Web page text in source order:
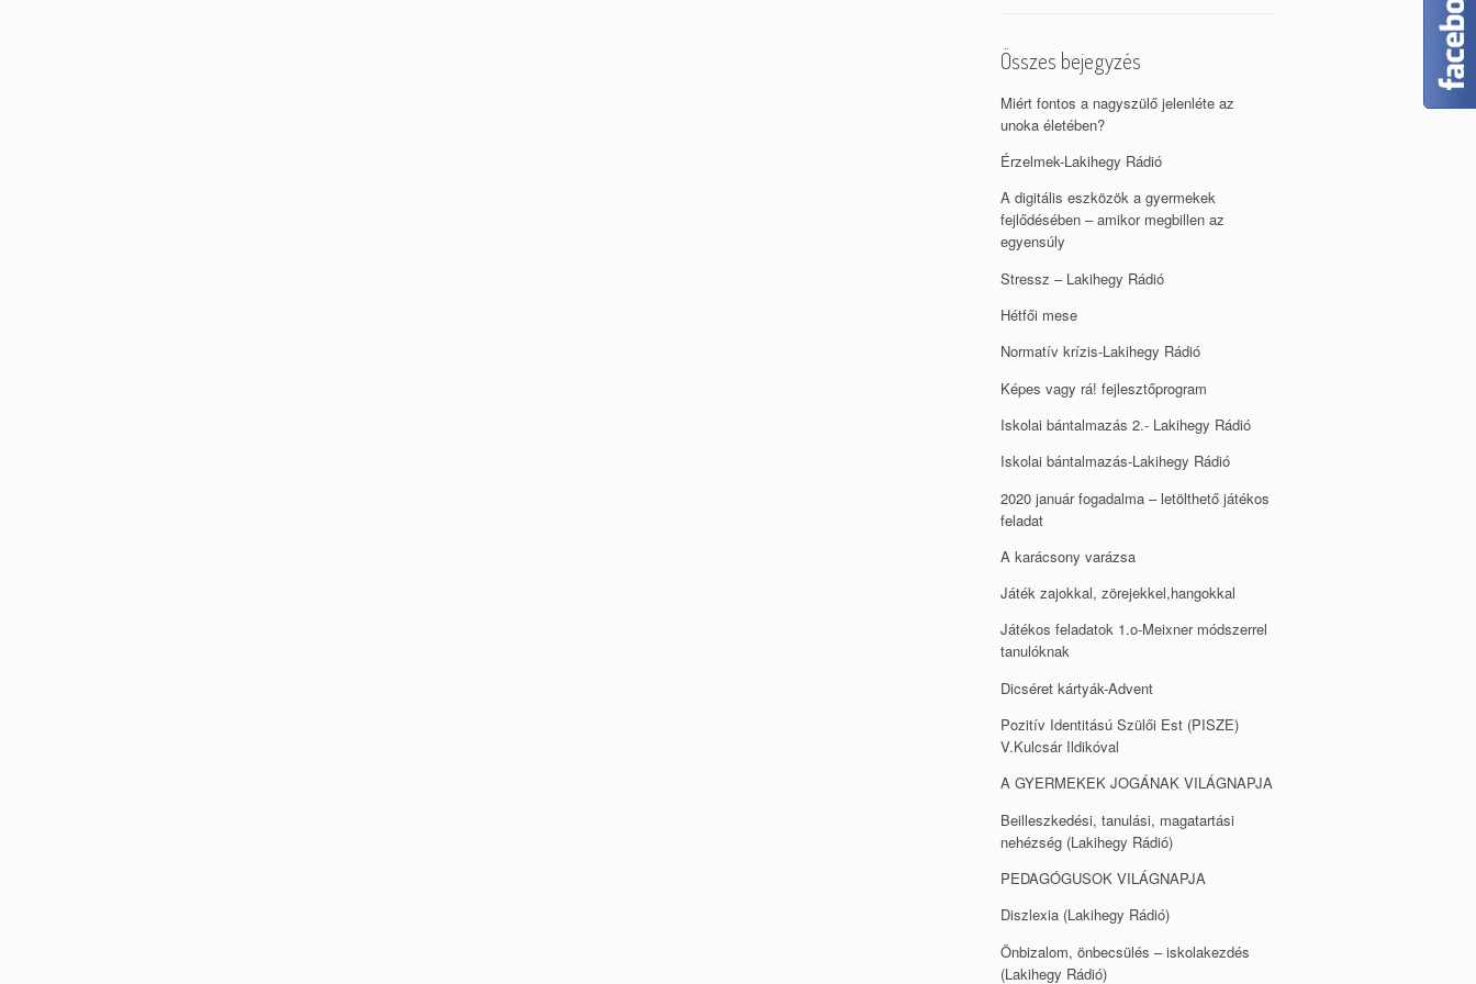
Összes bejegyzés
Miért fontos a nagyszülő jelenléte az
unoka életében?
Érzelmek-Lakihegy Rádió
A digitális eszközök a gyermekek
fejlődésében – amikor megbillen az
egyensúly
Stressz – Lakihegy Rádió
Hétfői mese
Normatív krízis-Lakihegy Rádió
Képes vagy rá! fejlesztőprogram
Iskolai bántalmazás 2.- Lakihegy Rádió
Iskolai bántalmazás-Lakihegy Rádió
2020 január fogadalma – letölthető játékos
feladat
A karácsony varázsa
Játék zajokkal, zörejekkel,hangokkal
Játékos feladatok 1.o-Meixner módszerrel
tanulóknak
Dicséret kártyák-Advent
Pozitív Identitású Szülői Est (PISZE)
V.Kulcsár Ildikóval
A GYERMEKEK JOGÁNAK VILÁGNAPJA
Beilleszkedési, tanulási, magatartási
nehézség (Lakihegy Rádió)
PEDAGÓGUSOK VILÁGNAPJA
Diszlexia (Lakihegy Rádió)
Önbizalom, önbecsülés – iskolakezdés
(Lakihegy Rádió)